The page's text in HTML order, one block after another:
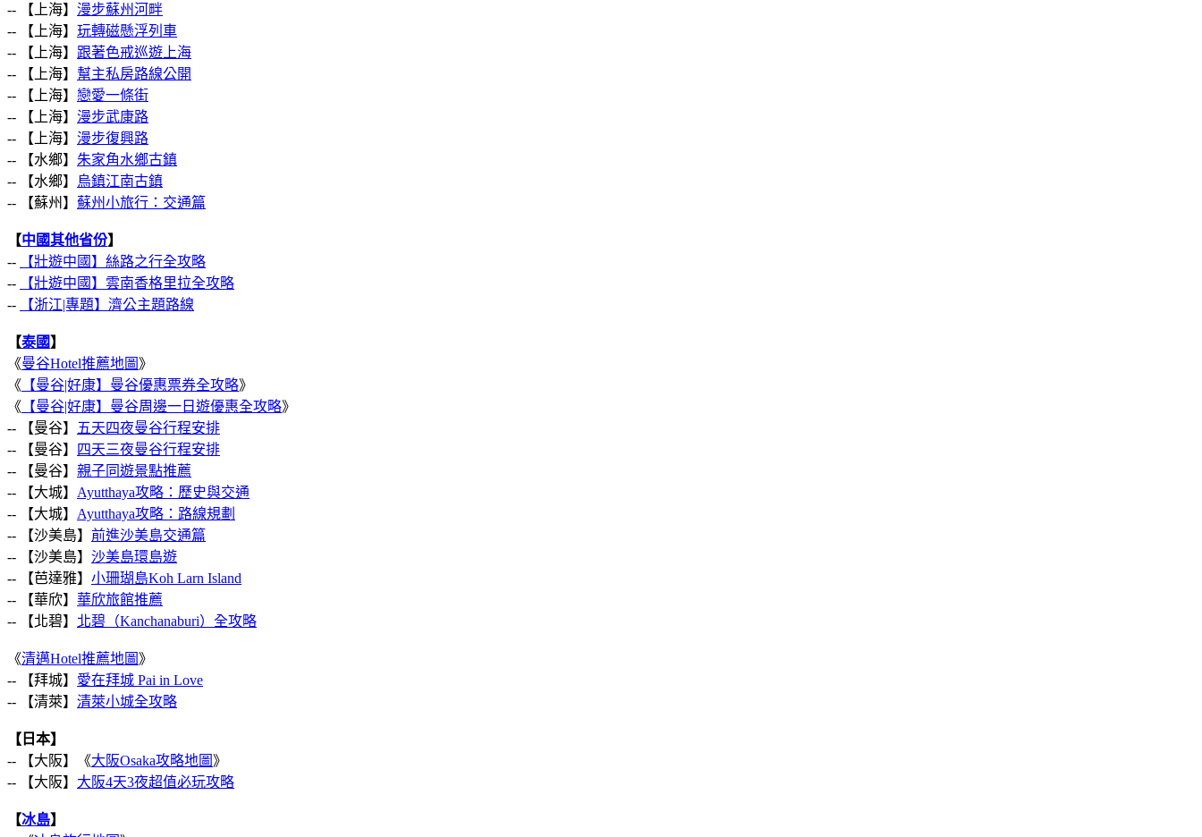
-- 【上海】 漫步蘇州河畔
-- 【上海】 玩轉磁懸浮列車
-- 【上海】 跟著色戒巡遊上海
-- 【上海】 幫主私房路線公開
-- 【上海】 戀愛一條街
-- 【上海】 漫步武康路
-- 【上海】 漫步復興路
-- 【水鄉】 朱家角水鄉古鎮
-- 【水鄉】
烏鎮江南古鎮
-- 【蘇州】 蘇州小旅行：交通篇
【中國其他省份】
--
【壯遊中國】絲路之行全攻略
--
【壯遊中國】雲南香格里拉全攻略
--
【浙江|專題】濟公主題路線
【泰國】
《曼谷Hotel推薦地圖 》
《 【曼谷|好康】曼谷優惠票券全攻略》
《 【曼谷|好康】曼谷周邊一日遊優惠全攻略》
-- 【曼谷】
五天四夜曼谷行程安排
-- 【曼谷】
四天三夜曼谷行程安排
-- 【曼谷】 親子同遊景點推薦
-- 【大城】 Ayutthaya攻略：歷史與交通
-- 【大城】 Ayutthaya攻略：路線規劃
-- 【沙美島】 前進沙美島交通篇
-- 【沙美島】 沙美島環島遊
-- 【芭達雅】 小珊瑚島Koh Larn Island
-- 【華欣】 華欣旅館推薦
-- 【北碧】 北碧（Kanchanaburi）全攻略
《清邁Hotel推薦地圖 》
-- 【拜城】 愛在拜城 Pai in Love
-- 【清萊】 清萊小城全攻略
【日本】
-- 【大阪】《大阪Osaka攻略地圖 》
-- 【大阪】 大阪4天3夜超值必玩攻略
【冰島】